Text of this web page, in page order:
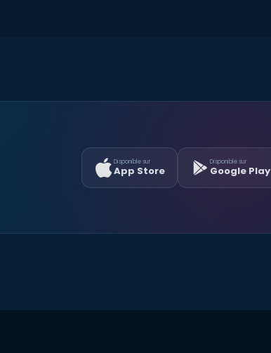
Disponible sur
App Store
Disponible sur
Google Play